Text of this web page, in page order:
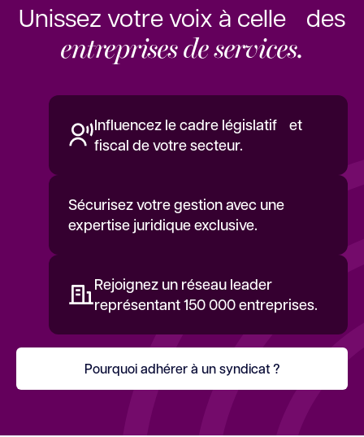
Unissez votre voix à celle des
entreprises de services.
Influencez le cadre législatif et
fiscal de votre secteur.
Sécurisez votre gestion avec une
expertise juridique exclusive.
Rejoignez un réseau leader
représentant 150 000 entreprises.
Pourquoi adhérer à un syndicat ?